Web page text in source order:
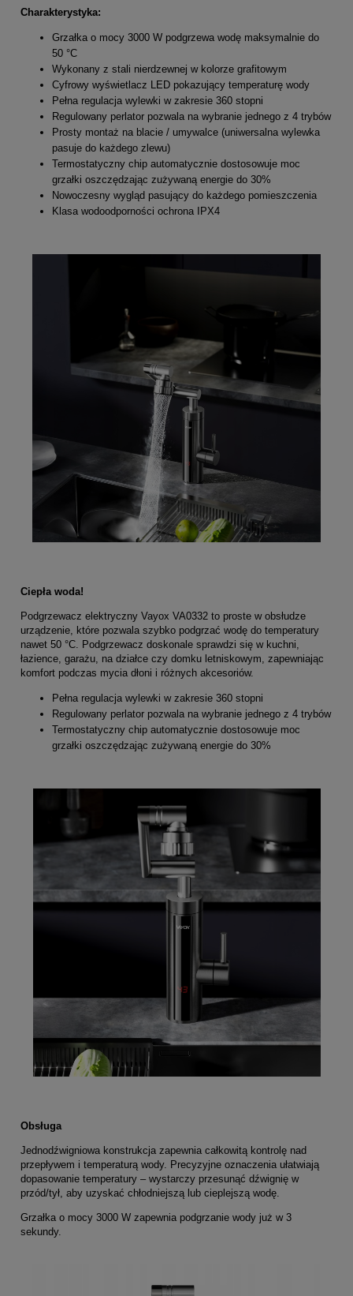
Charakterystyka:
Grzałka o mocy 3000 W podgrzewa wodę maksymalnie do
50 °C
Wykonany z stali nierdzewnej w kolorze grafitowym
Cyfrowy wyświetlacz LED pokazujący temperaturę wody
Pełna regulacja wylewki w zakresie 360 stopni
Regulowany perlator pozwala na wybranie jednego z 4 trybów
Prosty montaż na blacie / umywalce (uniwersalna wylewka
pasuje do każdego zlewu)
Termostatyczny chip automatycznie dostosowuje moc
grzałki oszczędzając zużywaną energie do 30%
Nowoczesny wygląd pasujący do każdego pomieszczenia
Klasa wodoodporności ochrona IPX4
Ciepła woda!
Podgrzewacz elektryczny Vayox VA0332 to proste w obsłudze
urządzenie, które pozwala szybko podgrzać wodę do temperatury
nawet 50 °C. Podgrzewacz doskonale sprawdzi się w kuchni,
łazience, garażu, na działce czy domku letniskowym, zapewniając
komfort podczas mycia dłoni i różnych akcesoriów.
Pełna regulacja wylewki w zakresie 360 stopni
Regulowany perlator pozwala na wybranie jednego z 4 trybów
Termostatyczny chip automatycznie dostosowuje moc
grzałki oszczędzając zużywaną energie do 30%
Obsługa
Jednodźwigniowa konstrukcja zapewnia całkowitą kontrolę nad
przepływem i temperaturą wody. Precyzyjne oznaczenia ułatwiają
dopasowanie temperatury – wystarczy przesunąć dźwignię w
przód/tył, aby uzyskać chłodniejszą lub cieplejszą wodę.
Grzałka o mocy 3000 W zapewnia podgrzanie wody już w 3
sekundy.